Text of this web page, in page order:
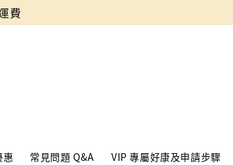
費
惠 常見問題 Q&A VIP 專屬好康及申請步驟